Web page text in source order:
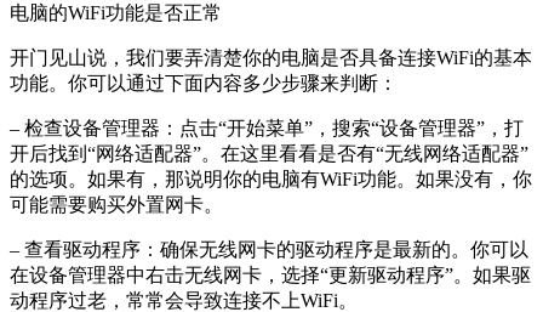
电脑的WiFi功能是否正常
开门见山说，我们要弄清楚你的电脑是否具备连接WiFi的基本
功能。你可以通过下面内容多少步骤来判断：
– 检查设备管理器：点击“开始菜单”，搜索“设备管理器”，打
开后找到“网络适配器”。在这里看看是否有“无线网络适配器”
的选项。如果有，那说明你的电脑有WiFi功能。如果没有，你
可能需要购买外置网卡。
– 查看驱动程序：确保无线网卡的驱动程序是最新的。你可以
在设备管理器中右击无线网卡，选择“更新驱动程序”。如果驱
动程序过老，常常会导致连接不上WiFi。